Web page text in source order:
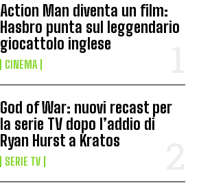
Action Man diventa un film:
Hasbro punta sul leggendario
giocattolo inglese
CINEMA
God of War: nuovi recast per
la serie TV dopo l’addio di
Ryan Hurst a Kratos
SERIE TV